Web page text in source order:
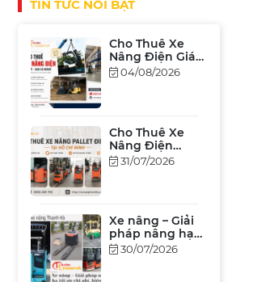
TIN TỨC NỔI BẬT
Cho Thuê Xe
Nâng Điện Giá
Rẻ Tại TP.HCM &
04/08/2026
Cho Thuê Xe
Nâng Điện
Đứng Lái Tại
TPHCM – Giá Rẻ,
31/07/2026
Xe nâng – Giải
pháp nâng hạ
tối ưu chi phí,
hiệu xuất
30/07/2026